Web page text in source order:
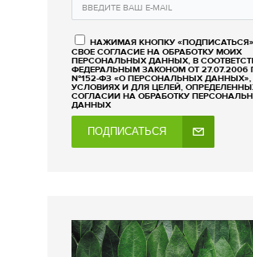
НАЖИМАЯ КНОПКУ
СВОЕ СОГЛАСИЕ НА ОБРАБОТКУ МОИХ
ПЕРСОНАЛЬНЫХ ДАННЫХ, В
ФЕДЕРАЛЬНЫМ ЗАКОНОМ ОТ 27.07.2006
№152-ФЗ «О ПЕРСОНАЛЬНЫХ
УСЛОВИЯХ И ДЛЯ ЦЕЛЕЙ,
СОГЛАСИИ НА ОБРАБОТКУ
ДАННЫХ
ПОДПИСАТЬСЯ